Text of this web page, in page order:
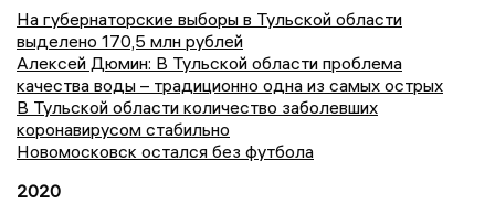
На губернаторские выборы в Тульской области
выделено 170,5 млн рублей
Алексей Дюмин: В Тульской области проблема
качества воды – традиционно одна из самых острых
В Тульской области количество заболевших
коронавирусом стабильно
Новомосковск остался без футбола
2020